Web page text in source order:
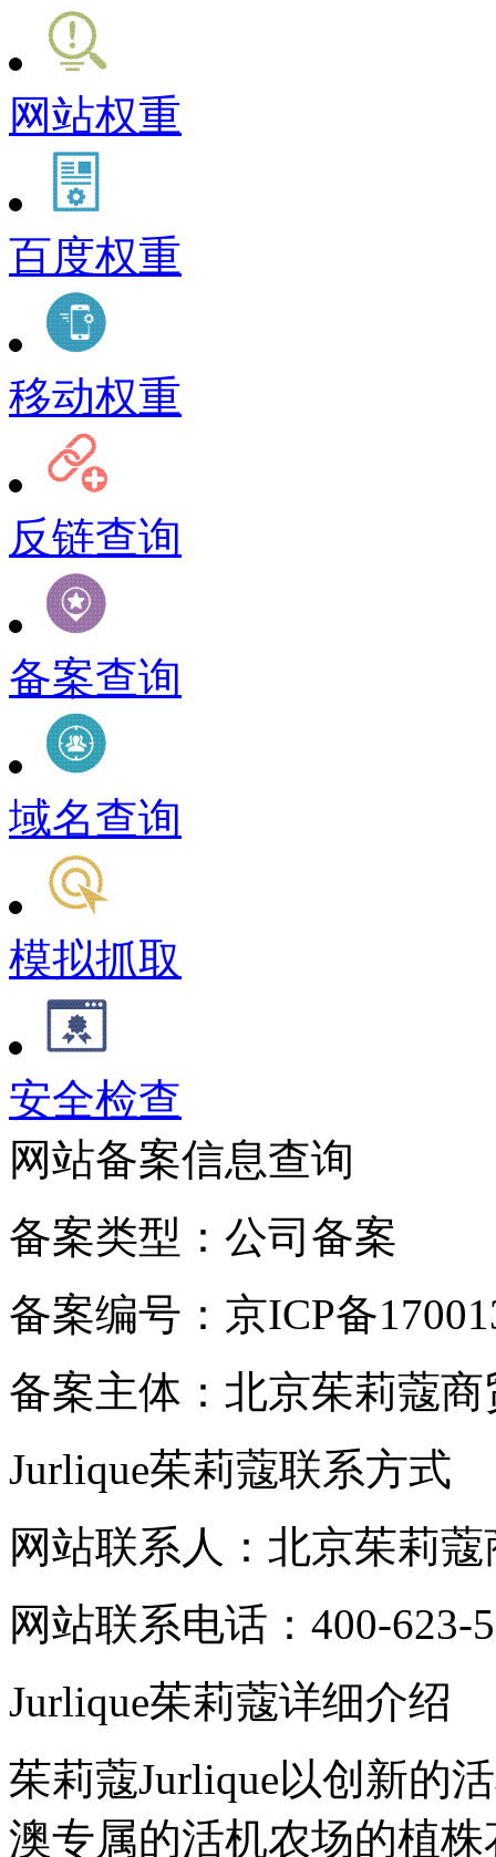
网站权重
百度权重
移动权重
反链查询
备案查询
域名查询
模拟抓取
安全检查
网站备案信息查询
备案类型：公司备案
备案编号：京ICP备
备案主体：北京茱莉蔻
Jurlique茱莉蔻联系方式
网站联系人：北京茱莉
网站联系电话：400-623-
Jurlique茱莉蔻详细介绍
茱莉蔻Jurlique以创新的
澳专属的活机农场的植